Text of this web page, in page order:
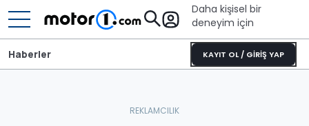
Daha kişisel bir
deneyim için
KAYIT OL / GİRİŞ YAP
Haberler